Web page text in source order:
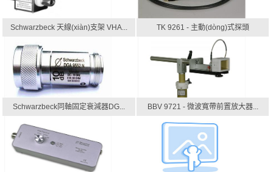
Schwarzbeck 天線(xiàn)支架 VHA... TK 9261 - 主動(dòng)式探頭
Schwarzbeck同軸固定衰減器DG... BBV 9721 - 微波寬帶前置放大器...